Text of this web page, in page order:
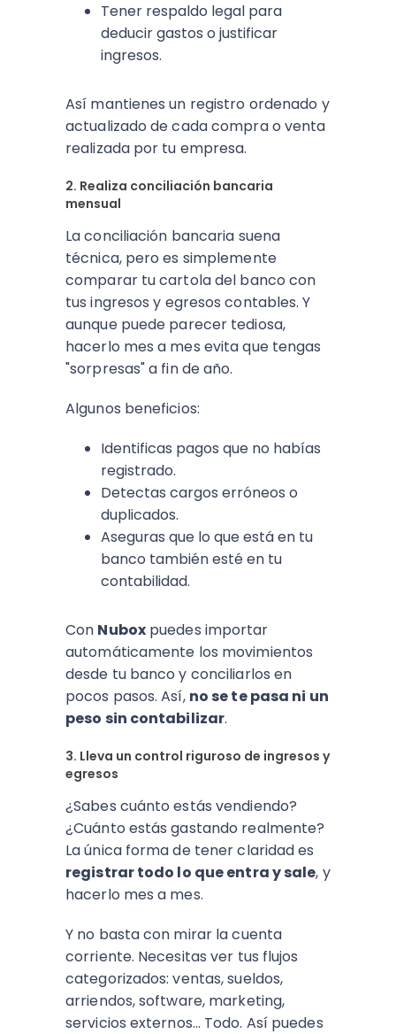
Tener respaldo legal para
deducir gastos o justificar
ingresos.
Así mantienes un registro ordenado y
actualizado de cada compra o venta
realizada por tu empresa.
2. Realiza conciliación bancaria
mensual
La conciliación bancaria suena
técnica, pero es simplemente
comparar tu cartola del banco con
tus ingresos y egresos contables. Y
aunque puede parecer tediosa,
hacerlo mes a mes evita que tengas
"sorpresas" a fin de año.
Algunos beneficios:
Identificas pagos que no habías
registrado.
Detectas cargos erróneos o
duplicados.
Aseguras que lo que está en tu
banco también esté en tu
contabilidad.
Con Nuboxpuedes importar
automáticamente los movimientos
desde tu banco y conciliarlos en
pocos pasos. Así, no se te pasa ni un
peso sin contabilizar.
3. Lleva un control riguroso de ingresos y
egresos
¿Sabes cuánto estás vendiendo?
¿Cuánto estás gastando realmente?
La única forma de tener claridad es
registrar todo lo que entra y sale, y
hacerlo mes a mes.
Y no basta con mirar la cuenta
corriente. Necesitas ver tus flujos
categorizados: ventas, sueldos,
arriendos, software, marketing,
servicios externos… Todo. Así puedes